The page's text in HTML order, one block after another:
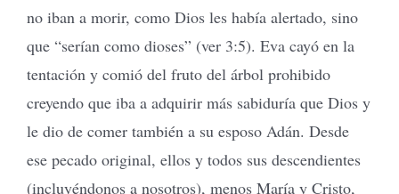
no iban a morir, como Dios les había alertado, sino
que “serían como dioses” (ver 3:5). Eva cayó en la
tentación y comió del fruto del árbol prohibido
creyendo que iba a adquirir más sabiduría que Dios y
le dio de comer también a su esposo Adán. Desde
ese pecado original, ellos y todos sus descendientes
(incluyéndonos a nosotros), menos María y Cristo,